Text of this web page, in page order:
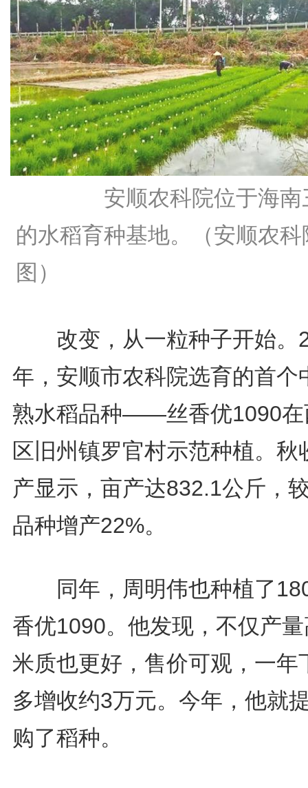
安顺农科院位于海南
的水稻育种基地。（安顺农科
图）
改变，从一粒种子开始。
年，安顺市农科院选育的首个
熟水稻品种——丝香优1090在
区旧州镇罗官村示范种植。秋
产显示，亩产达832.1公斤，
品种增产22%。
同年，周明伟也种植了
香优1090。他发现，不仅产
米质也更好，售价可观，一年
多增收约3万元。今年，他就
购了稻种。